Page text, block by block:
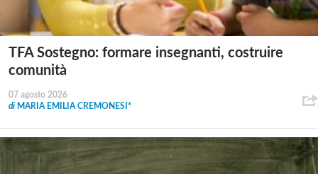
TFA Sostegno: formare insegnanti, costruire
comunità
07 agosto 2026
di MARIA EMILIA CREMONESI*